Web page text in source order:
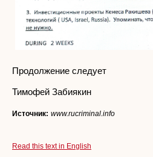
Продолжение следует
Тимофей Забиякин
Источник: www.rucriminal.info
Read this text in English